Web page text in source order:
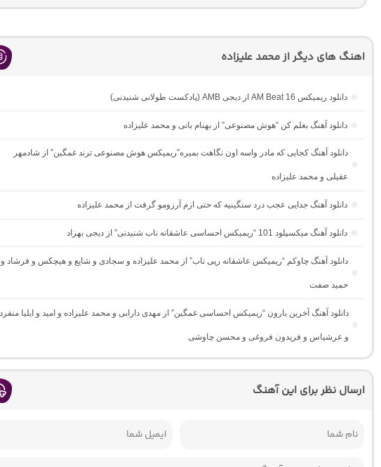
اهنگ های دیگر از محمد علیزاده
دانلود ریمیکس AM Beat 16 از دیجی AMB (پادکست طولانی شنیدنی)
دانلود آهنگ بغلم کن “هوش مصنوعی” از بهنام بانی و محمد علیزاده
دانلود آهنگ کجایی که مادر واسه اون نگاهت بمیره”ریمیکس هوش مصنوعی ترند غمگین” از شادمهر
عقیلی و محمد علیزاده
دانلود آهنگ جدایی عجب درد سنگینیه که حتی ازم آرزومو گرفت از محمد علیزاده
دانلود آهنگ میکسپلود 101 “ریمیکس احساسی عاشقانه ناب شنیدنی” از دیجی بهزاد
دانلود آهنگ چاوکم “ریمیکس عاشقانه رپی ناب” از محمد علیزاده و سجادی و شایع و هیچکس و فرشاد و
حمید صفت
دانلود آهنگ آخرین بارون “ریمیکس احساسی غمگین” از مهدی دارابی و محمد علیزاده و امید و ایلیا منفرد
و عرشیاس و فریدون فروغی و محسن چاوشی
ارسال نظر برای این آهنگ